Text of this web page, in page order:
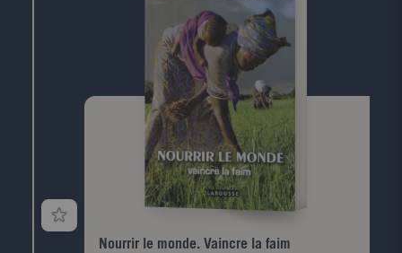
Brigitte Fontaine, etc.) Public: Public familial pour
retrouver ensemble les grands succès de plusieurs
Nourrir le monde. Vaincre la faim